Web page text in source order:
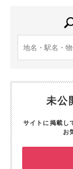
未公
サイトに掲載し
お